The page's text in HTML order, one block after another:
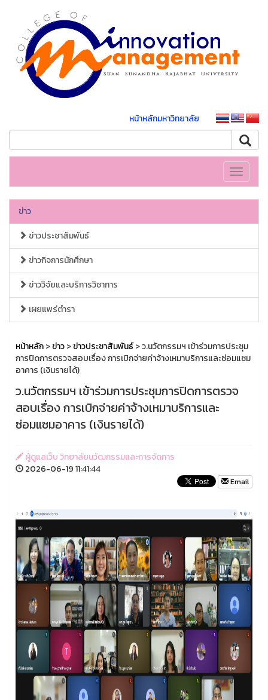
หน้าหลักมหาวิทยาลัย
Toggle
ข่าว
ข่าวประชาสัมพันธ์
ข่าวกิจการนักศึกษา
ข่าววิจัยและบริการวิชาการ
เผยแพร่ตำรา
หน้าหลัก>ข่าว>ข่าวประชาสัมพันธ์> ว.นวัตกรรมฯ เข้าร่วมการประชุม
การปิดการตรวจสอบเรื่อง การเบิกจ่ายค่าจ้างเหมาบริการและซ่อมแซม
อาคาร (เงินรายได้)
ว.นวัตกรรมฯ เข้าร่วมการประชุมการปิดการตรวจ
สอบเรื่อง การเบิกจ่ายค่าจ้างเหมาบริการและ
ซ่อมแซมอาคาร (เงินรายได้)
ผู้ดูแลเว็บ วิทยาลัยนวัฒกรรมและการจัดการ
2026-06-19 11:41:44
Email